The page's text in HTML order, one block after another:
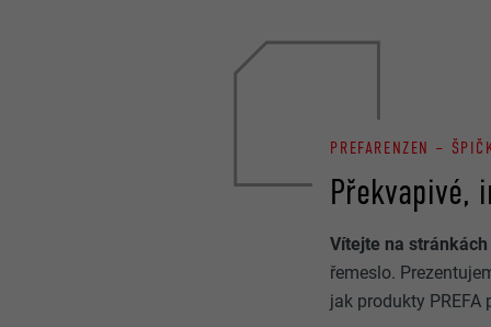
Překvapivé,
PREFARENZEN –
Vítejte na stránkách
řemeslo.
jak produkty